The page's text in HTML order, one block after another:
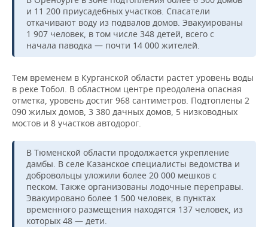
НЕФТЬ
ОПК
ЭНЕРГЕТИКА
ТРАНСПОРТ
УСЛУГИ
МЕДИА
ТЕЛЕКОММУНИКАЦИИ
НОВОСТИ МЕРОПРИЯТИЙ
ВЫЕЗДНАЯ РЕДАКЦИЯ
БИЗНЕС-БРАНЧИ
ONLINE-КОНФЕРЕНЦИИ
СПОРТ
НОВОСТИ СПОРТА
ФУТБОЛ
ХОККЕЙ
ВОЛЕЙБОЛ
КИБЕРСПОРТ
ФИГУРНОЕ КАТАНИЕ
ОБЩЕСТВО
НОВОСТИ ОБЩЕСТВА
ВЛАСТЬ
ИСТОРИЯ
КУЛЬТУРА
МЕДИЦИНА
ФОТОГАЛЕРЕЯ
СЮЖЕТЫ
СПИСОК ПЕРСОН
СПИСОК КОМПАНИЙ
ПОЛНАЯ ВЕРСИЯ
и 11 200 приусадебных участков. Спасатели
откачивают воду из подвалов домов. Эвакуированы
1 907 человек, в том числе 348 детей, всего с
начала паводка — почти 14 000 жителей.
Тем временем в Курганской области растет уровень воды
в реке Тобол. В областном центре преодолена опасная
отметка, уровень достиг 968 сантиметров. Подтоплены 2
090 жилых домов, 3 380 дачных домов, 5 низководных
мостов и 8 участков автодорог.
В Тюменской области продолжается укрепление
дамбы. В селе Казанское специалисты ведомства и
добровольцы уложили более 20 000 мешков с
песком. Также организованы лодочные переправы.
Эвакуировано более 1 500 человек, в пунктах
временного размещения находятся 137 человек, из
которых 48 — дети.